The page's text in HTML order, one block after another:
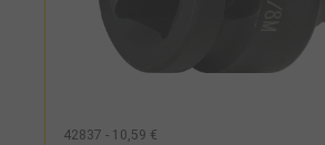
42837 - 10,59 €